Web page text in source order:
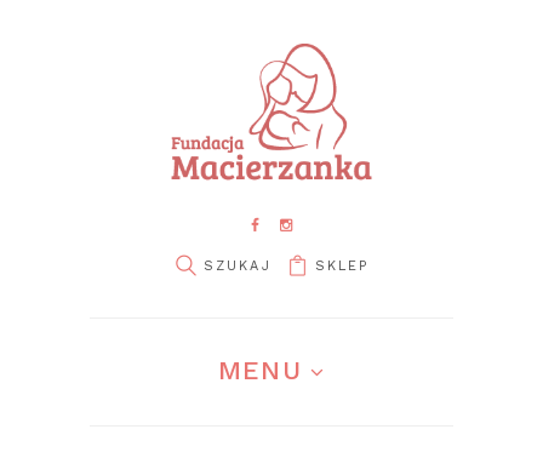
SKLEP
MENU